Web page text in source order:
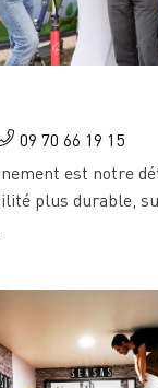
09 70 66 19 15
est notre
plus durable,